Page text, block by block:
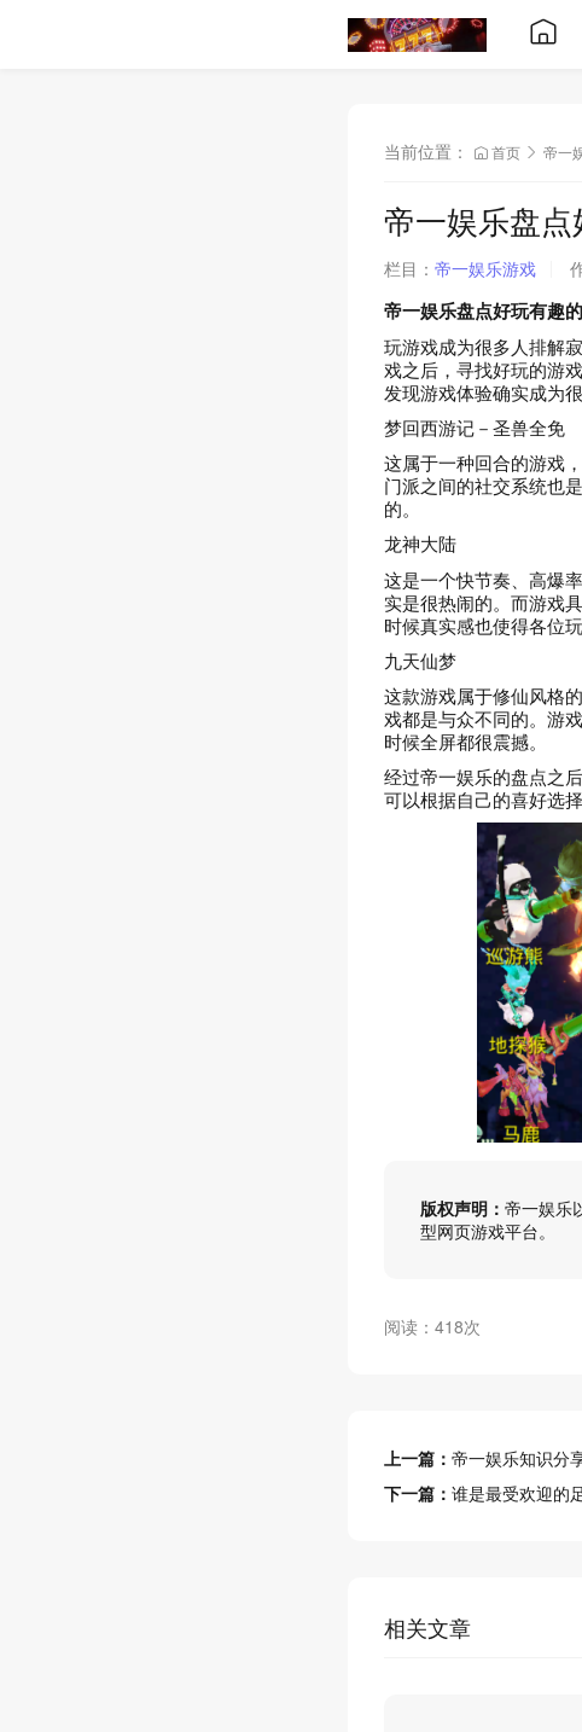
当前位置： 首页 帝一
帝一娱乐盘
栏目： 帝一娱乐游戏
帝一娱乐盘点好玩有趣
玩游戏成为很多人排解
戏之后，寻找好玩的游
发现游戏体验确实成为
梦回西游记－圣兽全免
这属于一种回合的游戏
门派之间的社交系统也
的。
龙神大陆
这是一个快节奏、高爆
实是很热闹的。而游戏
时候真实感也使得各位玩
九天仙梦
这款游戏属于修仙风格
戏都是与众不同的。游
时候全屏都很震撼。
经过帝一娱乐的盘点之
可以根据自己的喜好选
版权声明： 帝一娱乐
型网页游戏平台。
阅读：418次
上一篇： 帝一娱乐知识分
下一篇： 谁是最受欢迎的
相关文章